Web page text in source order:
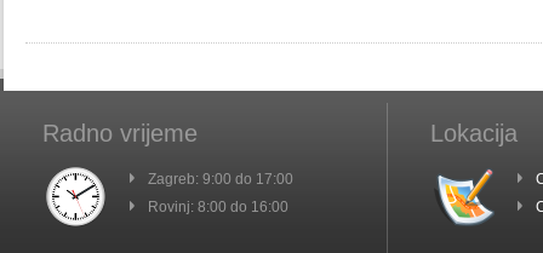
Radno vrijeme
Zagreb: 9:00 do 17:00
Rovinj: 8:00 do 16:00
Lokacija